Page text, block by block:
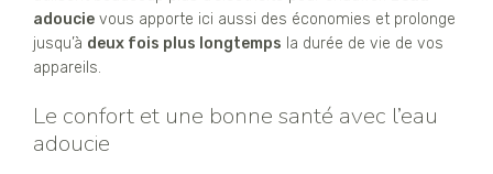
adoucie vous apporte ici aussi des économies et prolonge
jusqu’à deux fois plus longtemps la durée de vie de vos
appareils.
Le confort et une bonne santé avec l’eau
adoucie